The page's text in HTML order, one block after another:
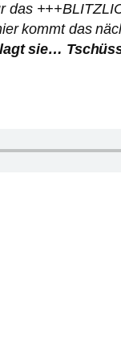
kommt das
sie…